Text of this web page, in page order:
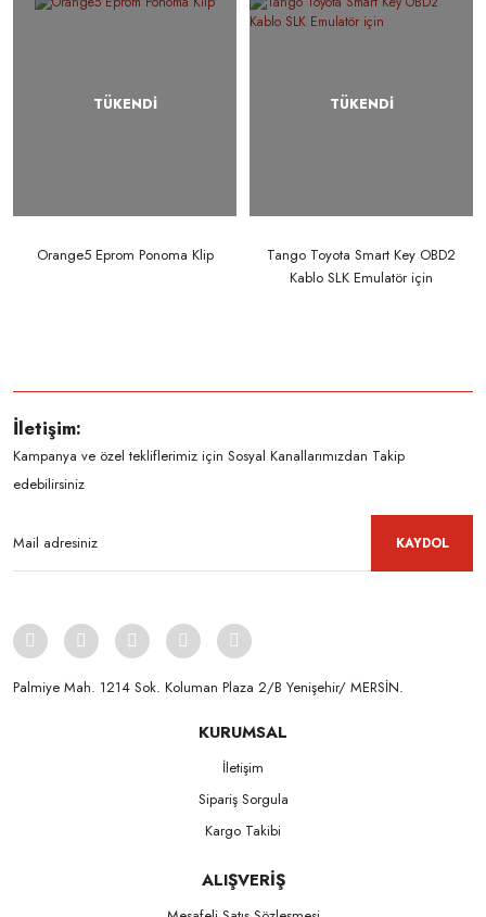
TÜKENDİ
Orange5 Eprom Ponoma Klip
TÜKENDİ
Tango Toyota Smart Key OBD2
Kablo SLK Emulatör için
İletişim:
Kampanya ve özel tekliflerimiz için Sosyal Kanallarımızdan Takip
edebilirsiniz
KAYDOL
Palmiye Mah. 1214 Sok. Koluman Plaza 2/B Yenişehir/ MERSİN.ㅤㅤㅤㅤㅤㅤㅤㅤㅤㅤㅤㅤㅤㅤㅤㅤㅤㅤㅤㅤㅤㅤㅤㅤㅤㅤㅤㅤㅤㅤㅤㅤㅤㅤㅤ ㅤㅤㅤㅤㅤㅤㅤㅤㅤㅤ
KURUMSAL
İletişim
Sipariş Sorgula
Kargo Takibi
ALIŞVERİŞ